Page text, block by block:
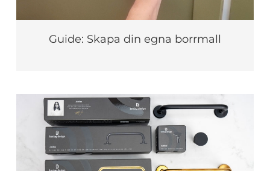
Guide: Skapa din egna borrmall